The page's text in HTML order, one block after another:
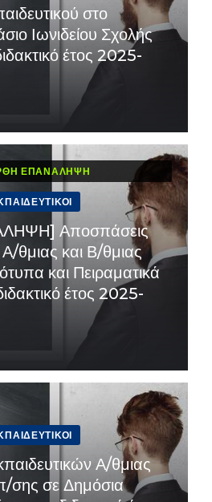
στο
Ιωνιδείου Σχολής
έτος 2025-
ΕΠΑΝΆΛΗΨΗ
Αποσπάσεις
θμιας και Β/θμιας
και Πειραματικά
έτος 2025-
Α/θμιας
σης σε Δημόσια